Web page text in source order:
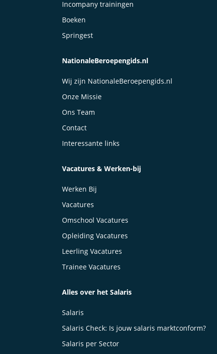
Incompany trainingen
Boeken
Springest
NationaleBeroepengids.nl
Wij zijn NationaleBeroepengids.nl
Onze Missie
Ons Team
Contact
Interessante links
Vacatures & Werken-bij
Werken Bij
Vacatures
Omschool Vacatures
Opleiding Vacatures
Leerling Vacatures
Trainee Vacatures
Alles over het Salaris
Salaris
Salaris Check: Is jouw salaris marktconform?
Salaris per Sector